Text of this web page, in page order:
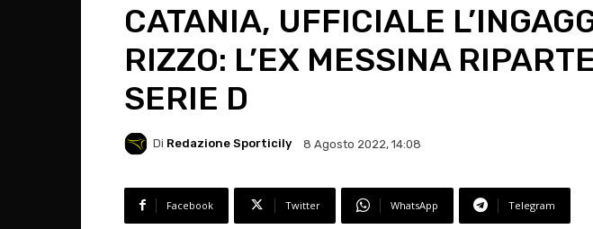
CATANIA, UFFICIALE
RIZZO: L’EX MESSINA
SERIE D
Di Redazione Sporticily 8 Agosto 2022, 14:08
Facebook Twitter WhatsApp Telegram